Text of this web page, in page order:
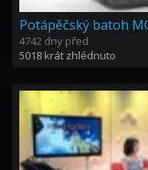
Potápěčský batoh
4742 dny před
5018 krát zhlédnuto